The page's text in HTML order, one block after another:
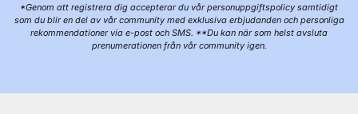
*Genom att registrera dig accepterar du vår personuppgiftspolicy samtidigt
som du blir en del av vår community med exklusiva erbjudanden och personliga
rekommendationer via e-post och SMS. **Du kan när som helst avsluta
prenumerationen från vår community igen.